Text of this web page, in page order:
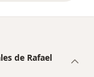
de Rafael